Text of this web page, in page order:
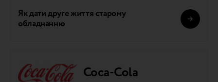
Як дати друге життя старому
обладнанню
Coca-Cola